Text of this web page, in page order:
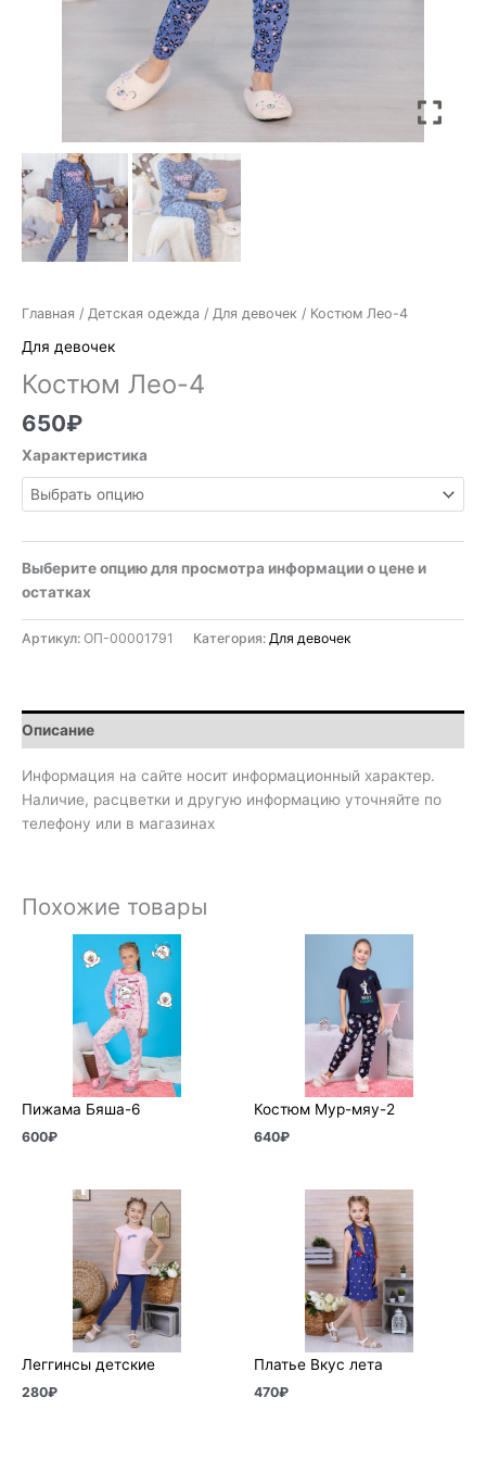
Главная / Детская одежда / Для девочек / Костюм Лео-4
Для девочек
Костюм Лео-4
650₽
Характеристика
Выберите опцию для просмотра информации о цене и
остатках
Артикул: ОП-00001791 Категория: Для девочек
Описание
Информация на сайте носит информационный характер.
Наличие, расцветки и другую информацию уточняйте по
телефону или в магазинах
Похожие товары
Пижама Бяша-6
600₽
Костюм Мур-мяу-2
640₽
Леггинсы детские
280₽
Платье Вкус лета
470₽